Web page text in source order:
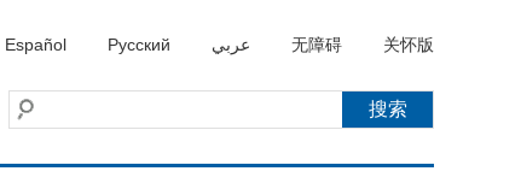
Español Русский عربي 无障碍 关怀版